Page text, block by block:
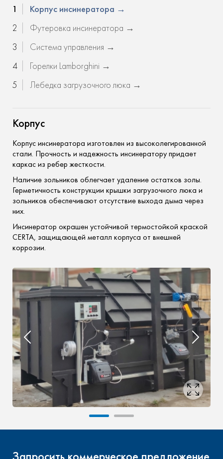
1 Корпус инсинератора →
2
Футеровка инсинератора →
3
Система управления →
4
Горелки Lamborghini →
5
Лебедка загрузочного люка →
Корпус
Корпус инсинератора изготовлен из высоколегированной
стали. Прочность и надежность инсинератору придает
каркас из ребер жесткости.
Наличие зольников облегчает удаление остатков золы.
Герметичность конструкции крышки загрузочного люка и
зольников обеспечивают отсутствие выхода дыма через
них.
Инсинератор окрашен устойчивой термостойкой краской
CERTA, защищающей металл корпуса от внешней
коррозии.